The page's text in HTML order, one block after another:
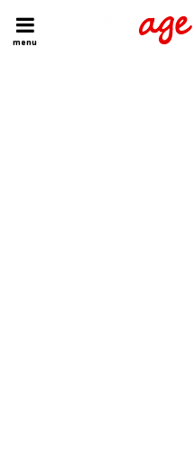
menu
HOME 今日の運勢ランキング